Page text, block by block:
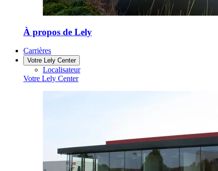
À propos de Lely
Carrières
Votre Lely Center
Localisateur
Votre Lely Center